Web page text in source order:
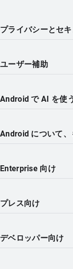
プライバシーとセ
ユーザー補助
Android で AI を使
Android について、
Enterprise 向け
プレス向け
デベロッパー向け